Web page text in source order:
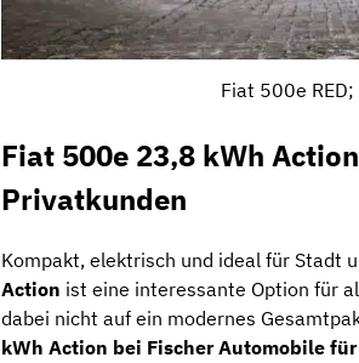
Fiat 500e
Fiat 500e 23,8 kWh
Privatkunden
Kompakt, elektrisch und ideal für Stadt
Action ist eine interessante Option für
dabei nicht auf ein modernes
kWh Action bei Fischer Automobile